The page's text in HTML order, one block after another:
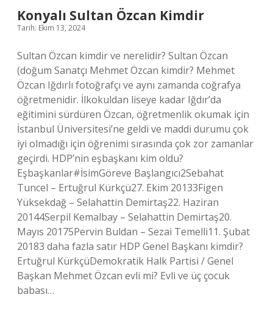
Konyalı Sultan Özcan Kimdir
Tarih: Ekim 13, 2024
Sultan Özcan kimdir ve nerelidir? Sultan Özcan
(doğum Sanatçı Mehmet Özcan kimdir? Mehmet
Özcan Iğdırlı fotoğrafçı ve aynı zamanda coğrafya
öğretmenidir. İlkokuldan liseye kadar Iğdır’da
eğitimini sürdüren Özcan, öğretmenlik okumak için
İstanbul Üniversitesi’ne geldi ve maddi durumu çok
iyi olmadığı için öğrenimi sırasında çok zor zamanlar
geçirdi. HDP’nin eşbaşkanı kim oldu?
Eşbaşkanlar#İsimGöreve Başlangıcı2Sebahat
Tuncel – Ertuğrul Kürkçü27. Ekim 20133Figen
Yüksekdağ – Selahattin Demirtaş22. Haziran
20144Serpil Kemalbay – Selahattin Demirtaş20.
Mayıs 20175Pervin Buldan – Sezai Temelli11. Şubat
20183 daha fazla satır HDP Genel Başkanı kimdir?
Ertuğrul KürkçüDemokratik Halk Partisi / Genel
Başkan Mehmet Özcan evli mi? Evli ve üç çocuk
babası…